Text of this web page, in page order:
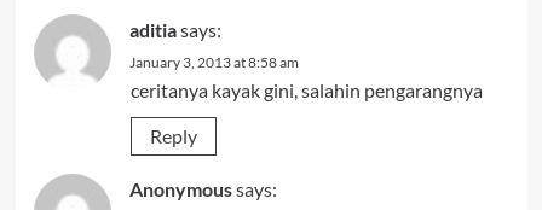
aditiasays:
January 3, 2013 at 8:58 am
ceritanya kayak gini, salahin pengarangnya
Reply
Anonymoussays: